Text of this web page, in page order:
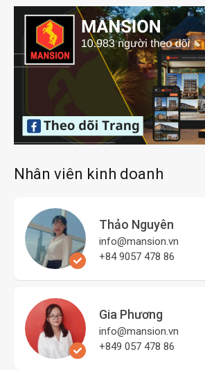
Nhân viên kinh doanh
Thảo Nguyên
info@mansion.vn
+84 9057 478 86
Gia Phương
info@mansion.vn
+849 057 478 86